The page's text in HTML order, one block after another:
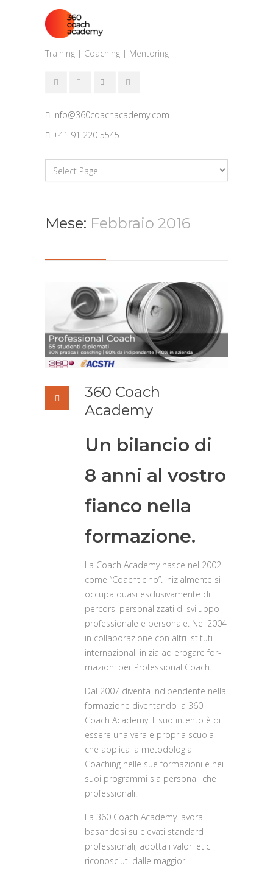
Training | Coaching | Mentoring
info@360coachacademy.com
+41 91 220 5545
Mese: Febbraio 2016
360 Coach
Academy
Un bilancio di
8 anni al vostro
fianco nella
formazione.
La Coach Academy nasce nel 2002
come “Coachticino”. Inizialmente si
occupa quasi esclusivamente di
percorsi personalizzati di sviluppo
professionale e personale. Nel 2004
in collaborazione con altri isti­tuti
internazionali inizia ad erogare for­
mazioni per Professional Coach.
Dal 2007 diventa indipendente nella
for­mazione diventando la 360
Coach Aca­demy. Il suo intento è di
essere una vera e propria scuola
che applica la metodo­logia
Coaching nelle sue formazioni e nei
suoi programmi sia personali che
profes­sionali.
La 360 Coach Academy lavora
basando­si su elevati standard
professionali, adot­ta i valori etici
riconosciuti dalle maggiori